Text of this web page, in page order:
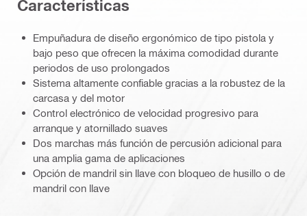
Características
Empuñadura de diseño ergonómico de tipo pistola y
bajo peso que ofrecen la máxima comodidad durante
periodos de uso prolongados
Sistema altamente confiable gracias a la robustez de la
carcasa y del motor
Control electrónico de velocidad progresivo para
arranque y atornillado suaves
Dos marchas más función de percusión adicional para
una amplia gama de aplicaciones
Opción de mandril sin llave con bloqueo de husillo o de
mandril con llave